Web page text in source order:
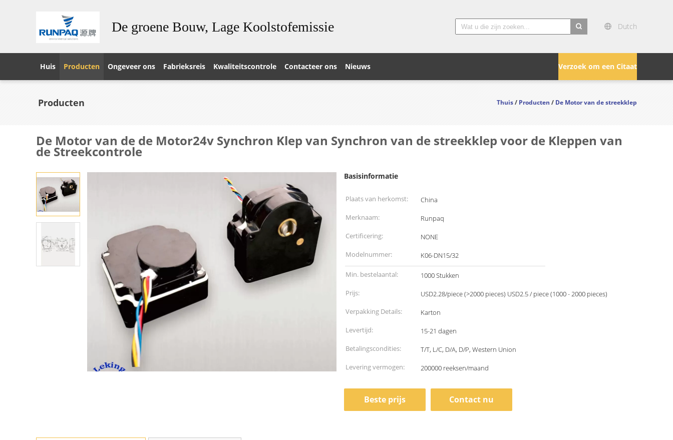
De groene Bouw, Lage Koolstofemissie Dutch
Verzoek om een Citaat
Huis Producten Ongeveer ons Fabrieksreis Kwaliteitscontrole Contacteer ons Nieuws
Producten Thuis/Producten/De Motor van de streekklep
De Motor van de de Motor24v Synchron Klep van Synchron van de streekklep voor de Kleppen van
de Streekcontrole
Basisinformatie
Plaats van herkomst:
China
Merknaam:
Runpaq
Certificering:
NONE
Modelnummer:
K06-DN15/32
Min. bestelaantal:
1000 Stukken
Prijs:
USD2.28/piece (>2000 pieces) USD2.5 / piece (1000 - 2000 pieces)
Verpakking Details:
Karton
Levertijd:
15-21 dagen
Betalingscondities:
T/T, L/C, D/A, D/P, Western Union
Levering vermogen:
200000 reeksen/maand
Beste prijs Contact nu